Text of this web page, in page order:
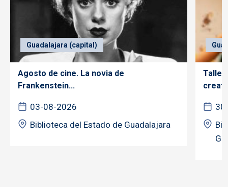
Guadalajara (capital)
Agosto de cine. La novia de
Frankenstein...
03-08-2026
Biblioteca del Estado de Guadalajara
Taller